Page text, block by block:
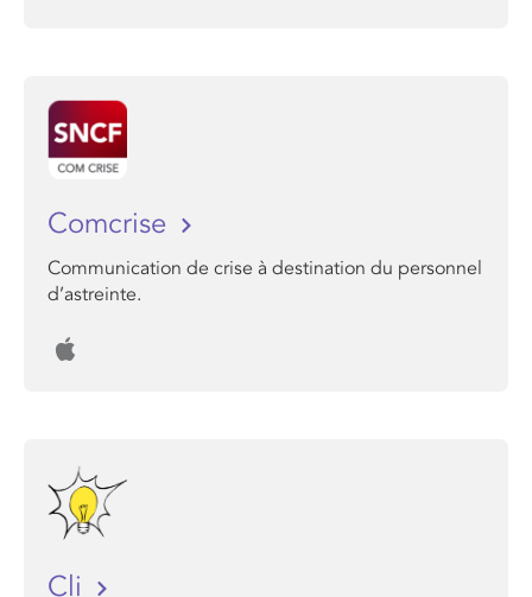
Comcrise
Communication de crise à destination du personnel
d’astreinte.
Cli